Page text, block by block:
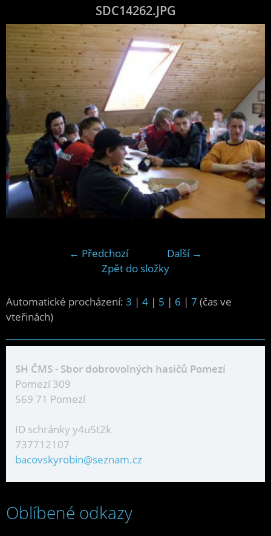
SDC14262.JPG
← Předchozí
Další →
Zpět do složky
Automatické procházení: 3 | 4 | 5 | 6 | 7 (čas ve
vteřinách)
SH ČMS - Sbor dobrovolných hasičů Pomezí
Pomezí 309
569 71 Pomezí
ID schránky y4u5t2k
737712107
bacovskyrobin@seznam.cz
Oblíbené odkazy